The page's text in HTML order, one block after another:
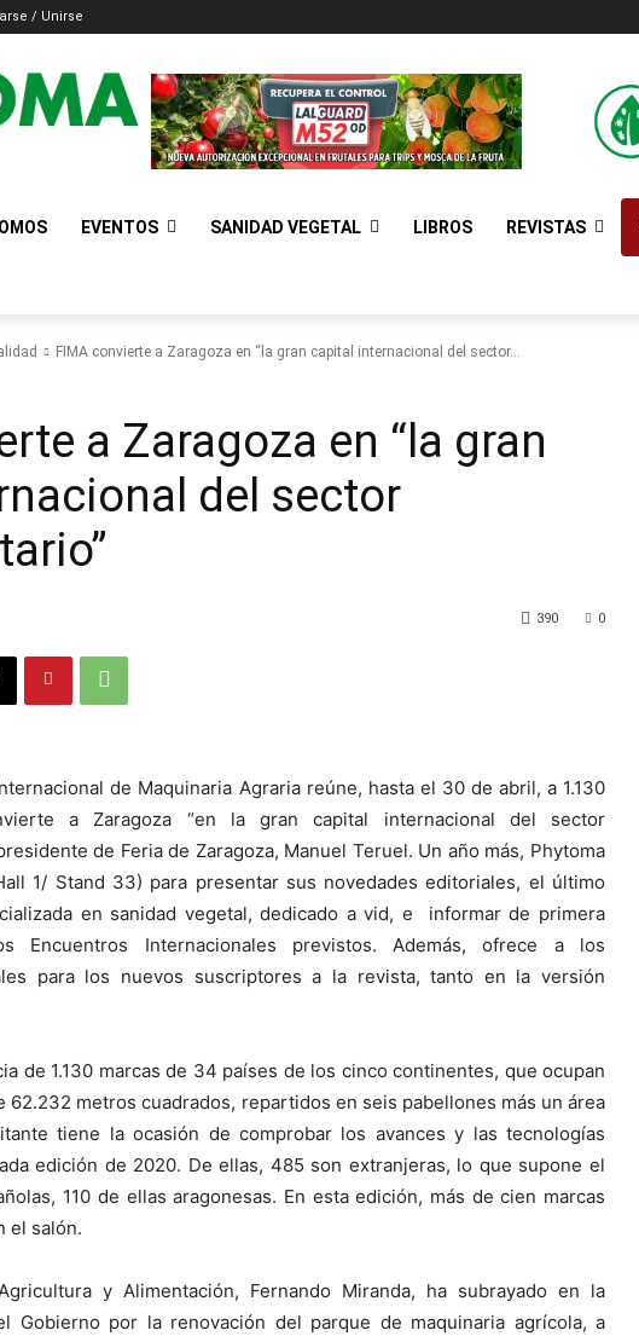
/ Unirse
EVENTOS SANIDAD VEGETAL LIBROS REVISTAS
FIMA convierte a Zaragoza en “la gran capital internacional del sector...
a Zaragoza en “la gran
del sector
0
390
de Maquinaria Agraria reúne, hasta el 30 de abril, a 1.130
a Zaragoza “en la gran capital internacional del sector
de Feria de Zaragoza, Manuel Teruel. Un año más, Phytoma
1/ Stand 33) para presentar sus novedades editoriales, el último
en sanidad vegetal, dedicado a vid, e informar de primera
Encuentros Internacionales previstos. Además, ofrece a los
para los nuevos suscriptores a la revista, tanto en la versión
de 1.130 marcas de 34 países de los cinco continentes, que ocupan
62.232 metros cuadrados, repartidos en seis pabellones más un área
tiene la ocasión de comprobar los avances y las tecnologías
edición de 2020. De ellas, 485 son extranjeras, lo que supone el
110 de ellas aragonesas. En esta edición, más de cien marcas
el salón.
y Alimentación, Fernando Miranda, ha subrayado en la
Gobierno por la renovación del parque de maquinaria agrícola, a